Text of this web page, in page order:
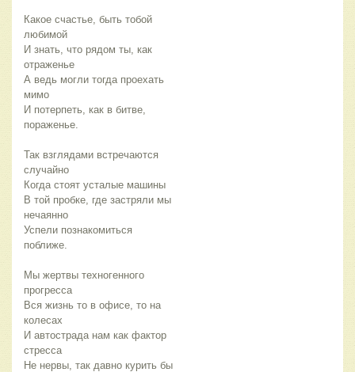
Какое счастье, быть тобой
любимой
И знать, что рядом ты, как
отраженье
А ведь могли тогда проехать
мимо
И потерпеть, как в битве,
пораженье.
Так взглядами встречаются
случайно
Когда стоят усталые машины
В той пробке, где застряли мы
нечаянно
Успели познакомиться
поближе.
Мы жертвы техногенного
прогресса
Вся жизнь то в офисе, то на
колесах
И автострада нам как фактор
стресса
Не нервы, так давно курить бы